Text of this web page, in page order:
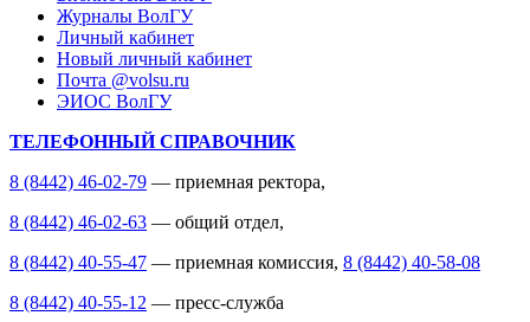
Журналы ВолГУ
Личный кабинет
Новый личный кабинет
Почта @volsu.ru
ЭИОС ВолГУ
ТЕЛЕФОННЫЙ СПРАВОЧНИК
8 (8442) 46-02-79 — приемная ректора,
8 (8442) 46-02-63 — общий отдел,
8 (8442) 40-55-47 — приемная комиссия, 8 (8442) 40-58-08
8 (8442) 40-55-12 — пресс-служба